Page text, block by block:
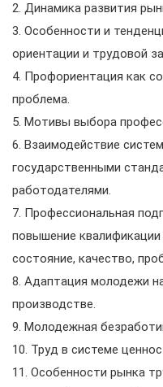
2. Динамика развития
3. Особенности и
ориентации и трудовой
4. Профориентация как
проблема.
5. Мотивы выбора
6. Взаимодействие
государственными
работодателями.
7. Профессиональная
повышение квалификации
состояние, качество,
8. Адаптация молодежи
производстве.
9. Молодежная
10. Труд в системе
11. Особенности рынка